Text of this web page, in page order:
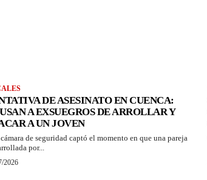
DE ASESINATO EN CUENCA:
A EXSUEGROS DE ARROLLAR Y
A UN JOVEN
de seguridad captó el momento en que una pareja
por...
2026